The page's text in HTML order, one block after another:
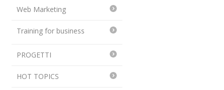
Web Marketing
Training for business
PROGETTI
HOT TOPICS